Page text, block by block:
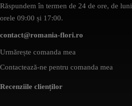
Răspundem în termen de 24 de ore, de
orele 09:00 și 17:00.
contact@romania-flori.ro
Urmărește comanda mea
Contactează-ne pentru comanda mea
Recenziile clienților